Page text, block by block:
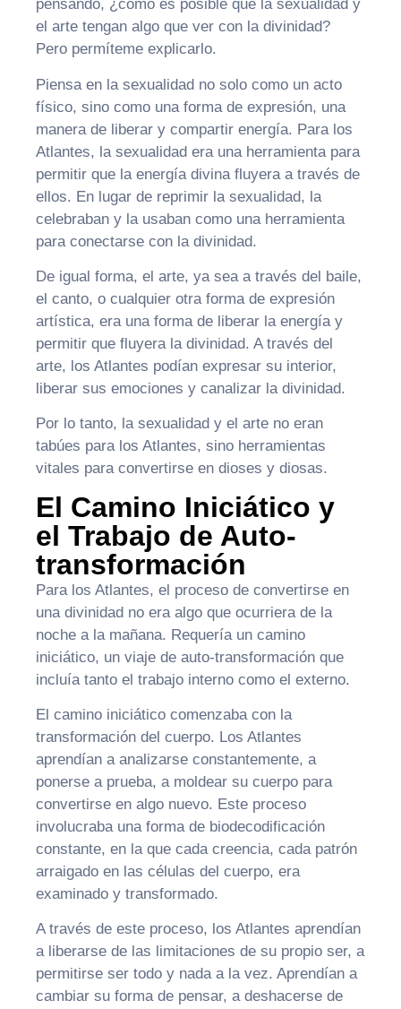
pensando, ¿cómo es posible que la sexualidad y
el arte tengan algo que ver con la divinidad?
Pero permíteme explicarlo.
Piensa en la sexualidad no solo como un acto
físico, sino como una forma de expresión, una
manera de liberar y compartir energía. Para los
Atlantes, la sexualidad era una herramienta para
permitir que la energía divina fluyera a través de
ellos. En lugar de reprimir la sexualidad, la
celebraban y la usaban como una herramienta
para conectarse con la divinidad.
De igual forma, el arte, ya sea a través del baile,
el canto, o cualquier otra forma de expresión
artística, era una forma de liberar la energía y
permitir que fluyera la divinidad. A través del
arte, los Atlantes podían expresar su interior,
liberar sus emociones y canalizar la divinidad.
Por lo tanto, la sexualidad y el arte no eran
tabúes para los Atlantes, sino herramientas
vitales para convertirse en dioses y diosas.
El Camino Iniciático y
el Trabajo de Auto-
transformación
Para los Atlantes, el proceso de convertirse en
una divinidad no era algo que ocurriera de la
noche a la mañana. Requería un camino
iniciático, un viaje de auto-transformación que
incluía tanto el trabajo interno como el externo.
El camino iniciático comenzaba con la
transformación del cuerpo. Los Atlantes
aprendían a analizarse constantemente, a
ponerse a prueba, a moldear su cuerpo para
convertirse en algo nuevo. Este proceso
involucraba una forma de biodecodificación
constante, en la que cada creencia, cada patrón
arraigado en las células del cuerpo, era
examinado y transformado.
A través de este proceso, los Atlantes aprendían
a liberarse de las limitaciones de su propio ser, a
permitirse ser todo y nada a la vez. Aprendían a
cambiar su forma de pensar, a deshacerse de